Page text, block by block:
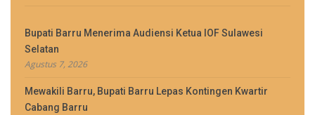
Bupati Barru Menerima Audiensi Ketua IOF Sulawesi
Selatan
Agustus 7, 2026
Mewakili Barru, Bupati Barru Lepas Kontingen Kwartir
Cabang Barru